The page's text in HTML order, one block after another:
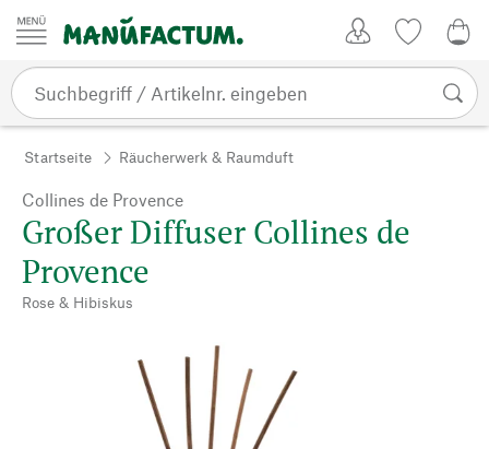
Zum Inhalt springen
Startseite Räucherwerk & Raumduft
Collines de Provence
Großer Diffuser Collines de
Provence
Rose & Hibiskus